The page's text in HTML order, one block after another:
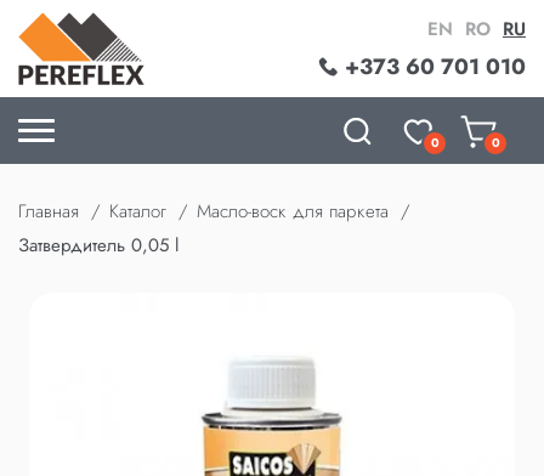
+373 60 701 010
EN RO RU
0 0
Главная Каталог
Масло-воск для паркета
Затвердитель 0,05 l